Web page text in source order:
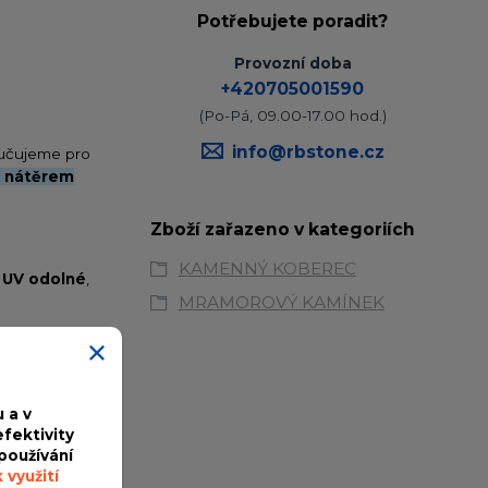
pro
UV odolné
dlažby
může
Potřebujete poradit?
Provozní doba
+420705001590
(Po-Pá, 09.00-17.00 hod.)
info@rbstone.cz
Zboží zařazeno v kategoriích
KAMENNÝ KOBEREC
MRAMOROVÝ KAMÍNEK
a v
využití